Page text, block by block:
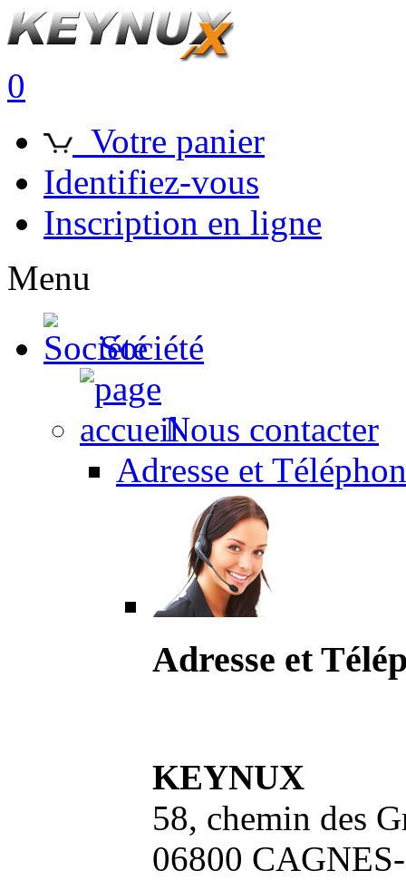
0
Votre panier
Identifiez-vous
Inscription en ligne
Menu
Société
Nous contacter
Adresse et
Adresse et
KEYNUX
58, chemin des
06800